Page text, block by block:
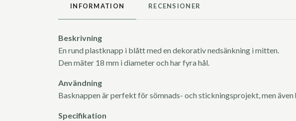
INFORMATION RECENSIONER
Beskrivning
En rund plastknapp i blått med en dekorativ nedsänkning i mitten.
Den mäter 18 mm i diameter och har fyra hål.
Användning
Basknappen är perfekt för sömnads- och stickningsprojekt, men
Specifikation